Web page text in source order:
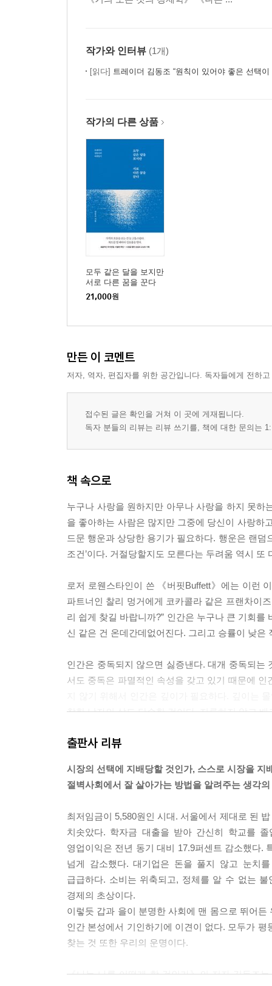
작가와 인터뷰 (1개)
[읽다] 트레이더 김동조 “원칙이 있어야 좋은 선택이
작가의 다른 상품
모두 같은 달을 보지만
서로 다른 꿈을 꾼다
21,000원
만든 이 코멘트
저자, 역자, 편집자를 위한 공간입니다. 독자들에게 전하
접수된 글은 확인을 거쳐 이 곳에 게재됩니다.
독자 분들의 리뷰는 리뷰 쓰기를, 책에 대한 문의는
책 속으로
누구나 사랑을 원하지만 아무나 사랑을 하지 못
을 좋아하는 사람은 많지만 그중에 당신이 사랑하
드문 행운과 상당한 용기가 필요하다. 행운은 랜
조건’이다. 거절당할지도 모른다는 두려움 역시 또
로저 로웬스타인이 쓴 《버핏Buffett》에는 이런
파트너인 찰리 멍거에게 코카콜라 같은 프랜차이
리 쉽게 찾길 바랍니까?” 인간은 누구나 큰 기회
신 같은 건 온데간데없어진다. 그리고 승률이 낮
인간은 중독되지 않으면 싫증낸다. 대개 중독되
서도 중독은 파멸적인 속성을 갖고 있기 때문에
찰한 남자의 삶도 단순한 것이다. 지루하지 않고
여성에 대한 사회적 차별을 해소하는 데는 사회
대’를 하는 것이다. 성별을 이유로 차별 받는 여성
치적으로 효율적이다. -209~210쪽
경제를 공부하는 사람들의 궁극적인 목표는 미래
을 하는 행위 역시 미래를 예측하는 일 없이는 잘
필요한 모든 지표들은 미래를 예측하기 위한 기
데 맞출 수 있을 것이다. 미래의 경제가 어떻게 될
면 불필요한 정보와 꼭 필요한 정보를 나누는 것
내가 아는 김동조는 재기가 넘친다. 관심 분야가
이나 뛰어난 정치적 감각도 감추기 어려운 사람
한 교훈과 흥미로운 시사점들을 만들어내고 있다
출판사 리뷰
시장의 선택에 지배당할 것인가, 스스로 시장을 지
절벽사회에서 잘 살아가는 방법을 알려주는 생각
최저임금이 5,580원인 시대. 서울에서 제대로 된
치솟았다. 학자금 대출을 받아 간신히 학교를
영업이익은 전년 동기 대비 17.9퍼센트 감소했다.
넘게 감소했다. 대기업은 돈을 풀지 않고 눈치
급급하다. 소비는 위축되고, 정체를 알 수 없는
경제의 초상이다.
이렇듯 갑과 을이 분명한 사회에 맨 몸으로 뛰어
인간 본성에서 기인하기에 이견이 없다. 모두가
찾는 것 또한 우리의 운명이다.
《나는 나를 어떻게 할 것인가》의 저자 김동조